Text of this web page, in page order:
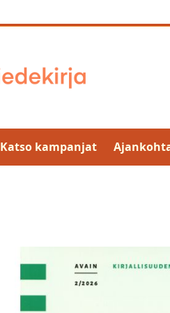
Katso kampanjat